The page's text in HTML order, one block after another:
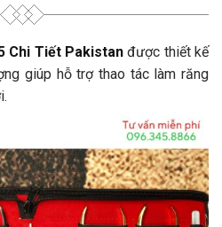
Chi Tiết Pakistanđược thiết kế
giúp hỗ trợ thao tác làm răng